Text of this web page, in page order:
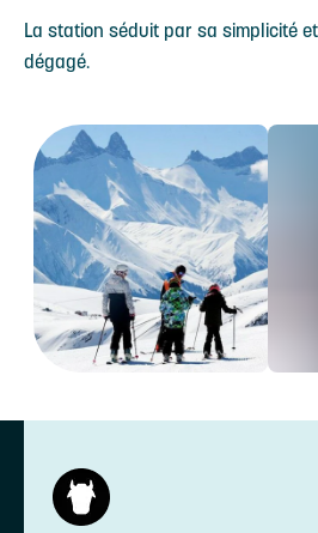
La station séduit par sa simplicité
dégagé.